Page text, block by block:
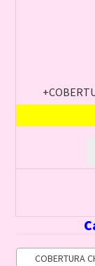
COBERTURA